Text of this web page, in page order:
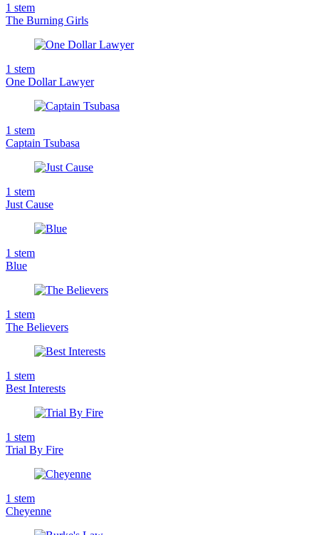
1 stem
The Burning Girls
1 stem
One Dollar Lawyer
1 stem
Captain Tsubasa
1 stem
Just Cause
1 stem
Blue
1 stem
The Believers
1 stem
Best Interests
1 stem
Trial By Fire
1 stem
Cheyenne